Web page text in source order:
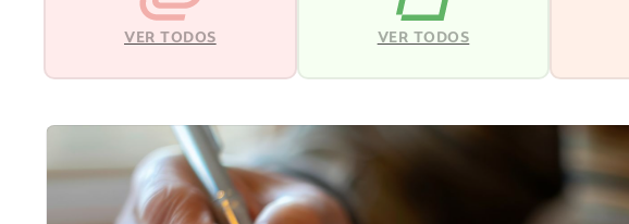
VER TODOS VER TODOS